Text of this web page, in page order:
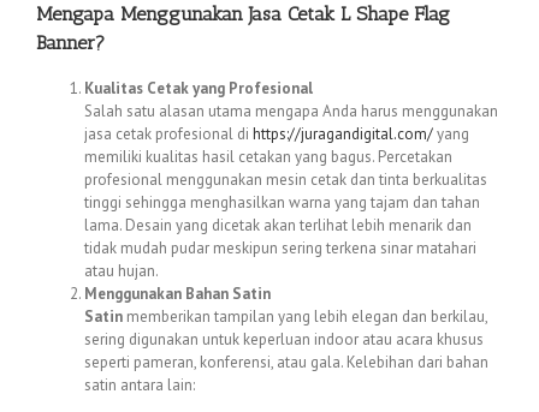
Mengapa Menggunakan Jasa Cetak L Shape Flag
Banner?
Kualitas Cetak yang Profesional
Salah satu alasan utama mengapa Anda harus menggunakan
jasa cetak profesional di https://juragandigital.com/yang
memiliki kualitas hasil cetakan yang bagus. Percetakan
profesional menggunakan mesin cetak dan tinta berkualitas
tinggi sehingga menghasilkan warna yang tajam dan tahan
lama. Desain yang dicetak akan terlihat lebih menarik dan
tidak mudah pudar meskipun sering terkena sinar matahari
atau hujan.
Menggunakan Bahan Satin
Satin memberikan tampilan yang lebih elegan dan berkilau,
sering digunakan untuk keperluan indoor atau acara khusus
seperti pameran, konferensi, atau gala. Kelebihan dari bahan
satin antara lain: